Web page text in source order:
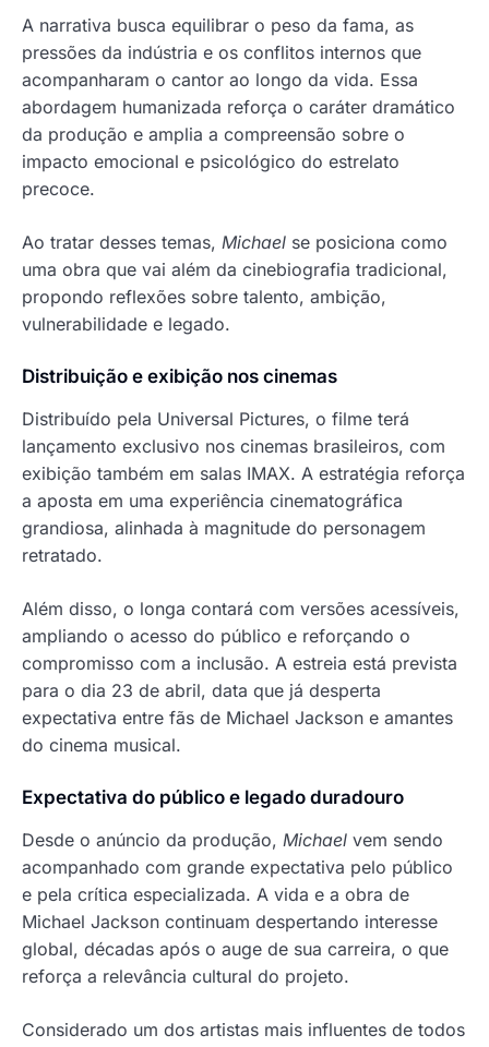
A narrativa busca equilibrar o peso da fama, as
pressões da indústria e os conflitos internos que
acompanharam o cantor ao longo da vida. Essa
abordagem humanizada reforça o caráter dramático
da produção e amplia a compreensão sobre o
impacto emocional e psicológico do estrelato
precoce.
Ao tratar desses temas, Michael se posiciona como
uma obra que vai além da cinebiografia tradicional,
propondo reflexões sobre talento, ambição,
vulnerabilidade e legado.
Distribuição e exibição nos cinemas
Distribuído pela Universal Pictures, o filme terá
lançamento exclusivo nos cinemas brasileiros, com
exibição também em salas IMAX. A estratégia reforça
a aposta em uma experiência cinematográfica
grandiosa, alinhada à magnitude do personagem
retratado.
Além disso, o longa contará com versões acessíveis,
ampliando o acesso do público e reforçando o
compromisso com a inclusão. A estreia está prevista
para o dia 23 de abril, data que já desperta
expectativa entre fãs de Michael Jackson e amantes
do cinema musical.
Expectativa do público e legado duradouro
Desde o anúncio da produção, Michael vem sendo
acompanhado com grande expectativa pelo público
e pela crítica especializada. A vida e a obra de
Michael Jackson continuam despertando interesse
global, décadas após o auge de sua carreira, o que
reforça a relevância cultural do projeto.
Considerado um dos artistas mais influentes de todos